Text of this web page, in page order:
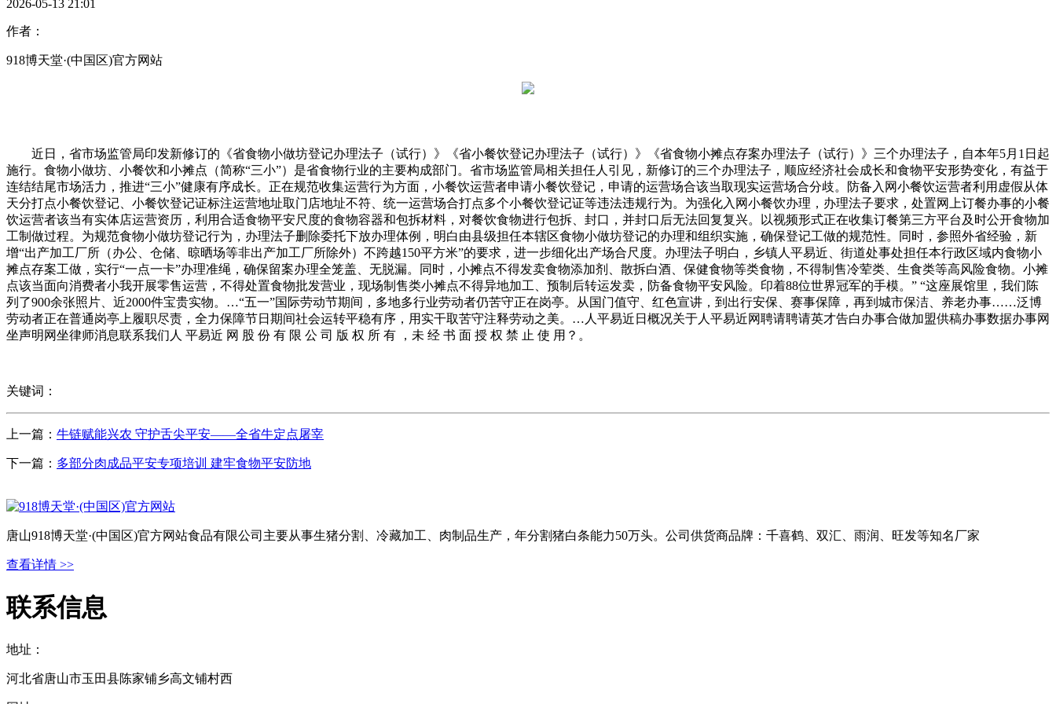
2026-05-13 21:01
作者：
918博天堂·(中国区)官方网站
近日，省市场监管局印发新修订的《省食物小做坊登记办理法子（试行）》《省小餐饮登记办理法子（试行）》《省食物小摊点存案办理法子（试行）》三个办理法子，自本年5月1日起
施行。食物小做坊、小餐饮和小摊点（简称“三小”）是省食物行业的主要构成部门。省市场监管局相关担任人引见，新修订的三个办理法子，顺应经济社会成长和食物平安形势变化，有益于
连结结尾市场活力，推进“三小”健康有序成长。正在规范收集运营行为方面，小餐饮运营者申请小餐饮登记，申请的运营场合该当取现实运营场合分歧。防备入网小餐饮运营者利用虚假从体
天分打点小餐饮登记、小餐饮登记证标注运营地址取门店地址不符、统一运营场合打点多个小餐饮登记证等违法违规行为。为强化入网小餐饮办理，办理法子要求，处置网上订餐办事的小餐
饮运营者该当有实体店运营资历，利用合适食物平安尺度的食物容器和包拆材料，对餐饮食物进行包拆、封口，并封口后无法回复复兴。以视频形式正在收集订餐第三方平台及时公开食物加
工制做过程。为规范食物小做坊登记行为，办理法子删除委托下放办理体例，明白由县级担任本辖区食物小做坊登记的办理和组织实施，确保登记工做的规范性。同时，参照外省经验，新
增“出产加工厂所（办公、仓储、晾晒场等非出产加工厂所除外）不跨越150平方米”的要求，进一步细化出产场合尺度。办理法子明白，乡镇人平易近、街道处事处担任本行政区域内食物小
摊点存案工做，实行“一点一卡”办理准绳，确保留案办理全笼盖、无脱漏。同时，小摊点不得发卖食物添加剂、散拆白酒、保健食物等类食物，不得制售冷荤类、生食类等高风险食物。小摊
点该当面向消费者小我开展零售运营，不得处置食物批发营业，现场制售类小摊点不得异地加工、预制后转运发卖，防备食物平安风险。印着88位世界冠军的手模。” “这座展馆里，我们陈
列了900余张照片、近2000件宝贵实物。…“五一”国际劳动节期间，多地多行业劳动者仍苦守正在岗亭。从国门值守、红色宣讲，到出行安保、赛事保障，再到城市保洁、养老办事……泛博
劳动者正在普通岗亭上履职尽责，全力保障节日期间社会运转平稳有序，用实干取苦守注释劳动之美。…人平易近日概况关于人平易近网聘请聘请英才告白办事合做加盟供稿办事数据办事网
坐声明网坐律师消息联系我们人 平易近 网 股 份 有 限 公 司 版 权 所 有 ，未 经 书 面 授 权 禁 止 使 用？。
关键词：
上一篇： 牛链赋能兴农 守护舌尖平安——全省牛定点屠宰
下一篇： 多部分肉成品平安专项培训 建牢食物平安防地
唐山918博天堂·(中国区)官方网站食品有限公司主要从事生猪分割、冷藏加工、肉制品生产，年分割猪白条能力50万头。公司供货商品牌：千喜鹤、双汇、雨润、旺发等知名厂家
查看详情 >>
联系信息
地址：
河北省唐山市玉田县陈家铺乡高文铺村西